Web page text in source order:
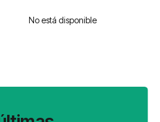
No está disponible